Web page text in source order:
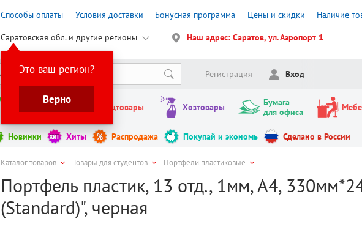
Способы оплаты Условия доставки Бонусная программа Цены и скидки Наличие
Саратовская обл. и другие регионы
Это ваш регион?
Верно
Наш адрес: Саратов, ул. Аэропорт 1
Регистрация Вход
Инструменты Канцтовары Хозтовары
Бумага
для офиса
Новинки Хиты Распродажа Покупай и экономь Сделано в России
Каталог товаров Товары для студентов Портфели пластиковые
Портфель пластик, 13 отд., 1мм, А4,
(Standard)", черная